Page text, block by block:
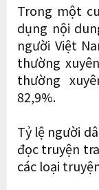
Trong một
dụng nội
người Việt
thường
thường
82,9%.
Tỷ lệ người
đọc truyện
các loại